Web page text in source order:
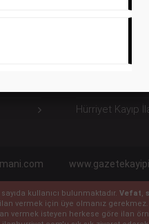
Hürriyet Eleman
Hürriyet Emlak
Hürriyet Vasıta
Hürriyet Kayıp
kullanıcı bulunmaktadır. Vefat,
vermek için üye olmanız
vermek isteyen herkese göre ilan